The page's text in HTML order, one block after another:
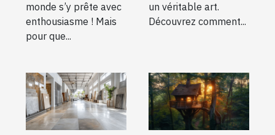
monde s’y prête avec
enthousiasme ! Mais
pour que...
un véritable art.
Découvrez comment...